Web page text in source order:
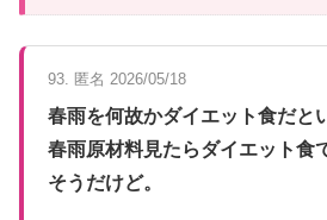
93. 匿名 2026/05/18
春雨を何故かダイエット食だと
春雨原材料見たらダイエット食
そうだけど。